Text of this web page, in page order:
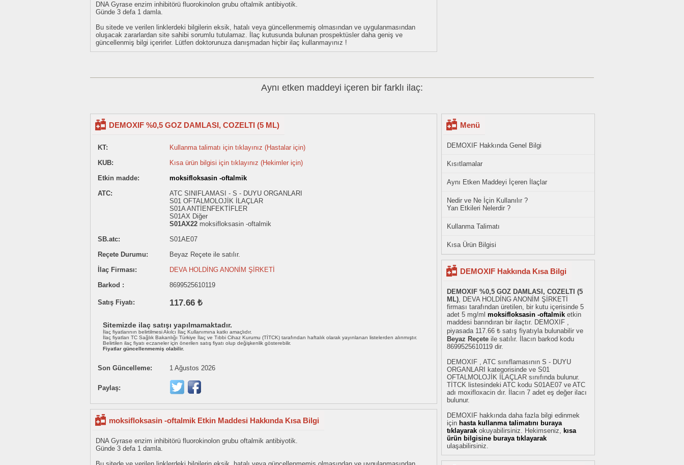
DNA Gyrase enzim inhibitörü fluorokinolon grubu oftalmik antibiyotik.
Günde 3 defa 1 damla.
Bu sitede ve verilen linklerdeki bilgilerin eksik, hatalı veya güncellenmemiş olmasından ve uygulanmasından
oluşacak zararlardan site sahibi sorumlu tutulamaz. İlaç kutusunda bulunan prospektüsler daha geniş ve
güncellenmiş bilgi içerirler. Lütfen doktorunuza danışmadan hiçbir ilaç kullanmayınız !
Aynı etken maddeyi içeren bir farklı ilaç:
DEMOXIF %0,5 GOZ DAMLASI, COZELTI (5 ML)
KT:
Kullanma talimatı için tıklayınız (Hastalar için)
KUB:
Kısa ürün bilgisi için tıklayınız (Hekimler için)
Etkin madde:
moksifloksasin -oftalmik
ATC:
ATC SINIFLAMASI - S - DUYU ORGANLARI
S01 OFTALMOLOJİK İLAÇLAR
S01A ANTİENFEKTİFLER
S01AX Diğer
S01AX22 moksifloksasin -oftalmik
SB.atc:
S01AE07
Reçete Durumu:
Beyaz Reçete ile satılır.
İlaç Firması:
DEVA HOLDİNG ANONİM ŞİRKETİ
Barkod :
8699525610119
Satış Fiyatı: 117.66 ₺
Sitemizde ilaç satışı yapılmamaktadır.
İlaç fiyatlarının belirtilmesi Akılcı İlaç Kullanımına katkı amaçlıdır.
İlaç fiyatları TC Sağlık Bakanlığı Türkiye İlaç ve Tıbbi Cihaz Kurumu (TİTCK) tarafından haftalık olarak yayınlanan listelerden alınmıştır.
Belirtilen ilaç fiyatı eczaneler için önerilen satış fiyatı olup değişkenlik gösterebilir.
Fiyatlar güncellenmemiş olabilir.
Son Güncelleme: 1 Ağustos 2026
Paylaş:
moksifloksasin -oftalmik Etkin Maddesi Hakkında Kısa Bilgi
DNA Gyrase enzim inhibitörü fluorokinolon grubu oftalmik antibiyotik.
Günde 3 defa 1 damla.
Menü
DEMOXIF Hakkında Genel Bilgi
Kısıtlamalar
Aynı Etken Maddeyi İçeren İlaçlar
Nedir ve Ne İçin Kullanılır ?
Yan Etkileri Nelerdir ?
Kullanma Talimatı
Kısa Ürün Bilgisi
DEMOXIF Hakkında Kısa Bilgi
DEMOXIF %0,5 GOZ DAMLASI, COZELTI (5
ML), DEVA HOLDİNG ANONİM ŞİRKETİ
firması tarafından üretilen, bir kutu içerisinde 5
adet 5 mg/ml moksifloksasin -oftalmik etkin
maddesi barındıran bir ilaçtır. DEMOXIF ,
piyasada 117.66 ₺ satış fiyatıyla bulunabilir ve
Beyaz Reçete ile satılır. İlacın barkod kodu
8699525610119 dir.
DEMOXIF , ATC sınıflamasının S - DUYU
ORGANLARI kategorisinde ve S01
OFTALMOLOJİK İLAÇLAR sınıfında bulunur.
TİTCK listesindeki ATC kodu S01AE07 ve ATC
adı moxifloxacin dır. İlacın 7 adet eş değer ilacı
bulunur.
DEMOXIF hakkında daha fazla bilgi edinmek
için hasta kullanma talimatını buraya
tıklayarak okuyabilirsiniz. Hekimseniz, kısa
ürün bilgisine buraya tıklayarak
ulaşabilirsiniz.